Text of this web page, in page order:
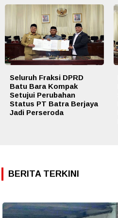
Seluruh Fraksi DPRD
Batu Bara Kompak
Setujui Perubahan
Status PT Batra Berjaya
Jadi Perseroda
BERITA TERKINI